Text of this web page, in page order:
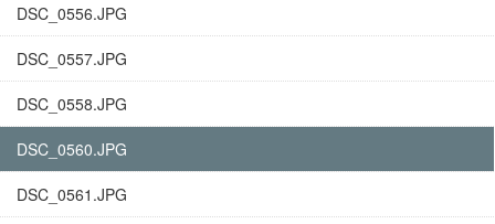
DSC_0556.JPG
DSC_0557.JPG
DSC_0558.JPG
DSC_0560.JPG
DSC_0561.JPG